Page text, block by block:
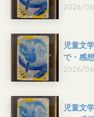
2026/
児童文
で・感
2026/
児童文